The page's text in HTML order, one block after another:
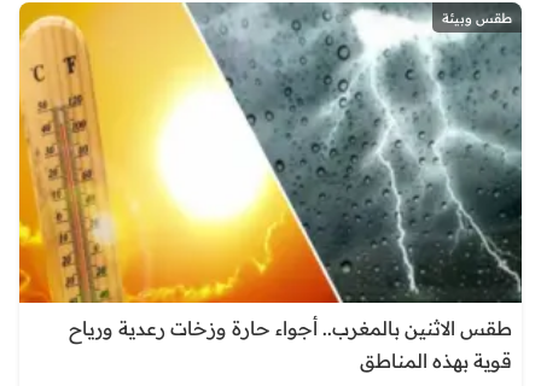
طقس وبيئة
طقس الاثنين بالمغرب.. أجواء حارة وزخات رعدية ورياح
قوية بهذه المناطق